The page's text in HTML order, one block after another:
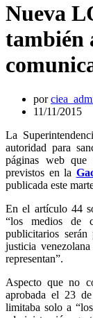
Nueva
también
por
11/11/2015
La
autoridad para
páginas web que
previstos en la
publicada este
En el artículo 44
“los medios de
publicitarios serán
justicia
representan”.
Aspecto que no
aprobada el 23
limitaba solo a